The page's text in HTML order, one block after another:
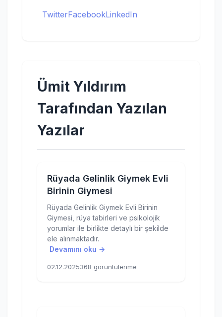
TwitterFacebookLinkedIn
Ümit Yıldırım
Tarafından Yazılan
Yazılar
Rüyada Gelinlik Giymek Evli
Birinin Giymesi
Rüyada Gelinlik Giymek Evli Birinin
Giymesi, rüya tabirleri ve psikolojik
yorumlar ile birlikte detaylı bir şekilde
ele alınmaktadır.
Devamını oku →
02.12.2025368 görüntülenme